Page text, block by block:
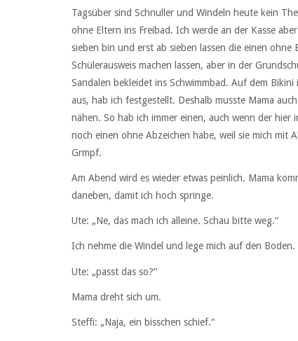
Tagsüber sind Schnuller und Windeln heute kein
ohne Eltern ins Freibad. Ich werde an der Kasse
sieben bin und erst ab sieben lassen die einen
Schülerausweis machen lassen, aber in der
Sandalen bekleidet ins Schwimmbad. Auf dem
aus, hab ich festgestellt. Deshalb musste Mama
nähen. So hab ich immer einen, auch wenn der hier
noch einen ohne Abzeichen habe, weil sie mich mit
Grmpf.
Am Abend wird es wieder etwas peinlich. Mama
daneben, damit ich hoch springe.
Ute: „Ne, das mach ich alleine. Schau bitte weg.“
Ich nehme die Windel und lege mich auf den
Ute: „passt das so?“
Mama dreht sich um.
Steffi: „Naja, ein bisschen schief.“